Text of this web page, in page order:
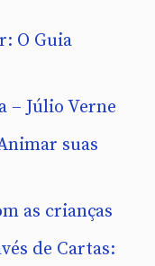
O Guia
– Júlio Verne
suas
as crianças
de Cartas: